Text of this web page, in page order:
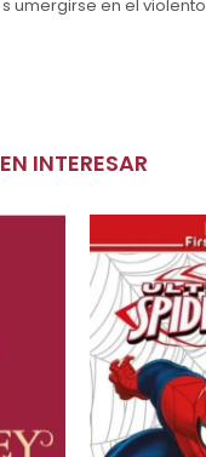
umergirse en el
INTERESAR